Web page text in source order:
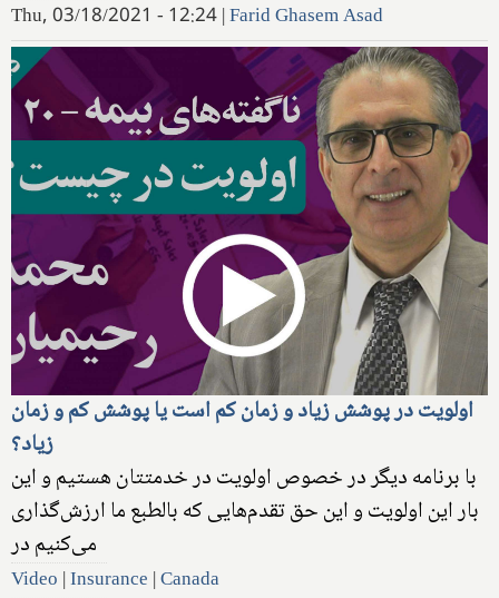
Thu, 03/18/2021 - 12:24|Farid Ghasem Asad
اولویت در پوشش زیاد و زمان کم است یا پوشش کم و زمان
زیاد؟
با برنامه دیگر در خصوص اولویت در خدمتتان هستیم و این
بار این اولویت و این حق تقدم‌هایی که بالطبع ما ارزش‌گذاری
می‌کنیم در
Video |Insurance |Canada